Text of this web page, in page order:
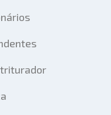
triturador